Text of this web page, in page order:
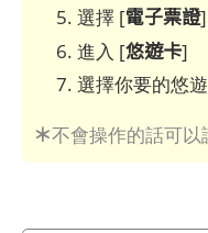
選擇 [電子票證]
進入 [悠遊卡]
選擇你要的悠
＊不會操作的話可以